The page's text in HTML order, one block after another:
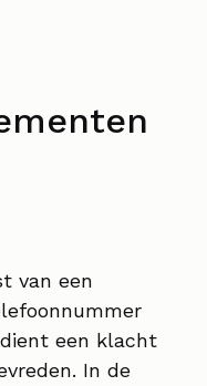
van een
een klacht
In de